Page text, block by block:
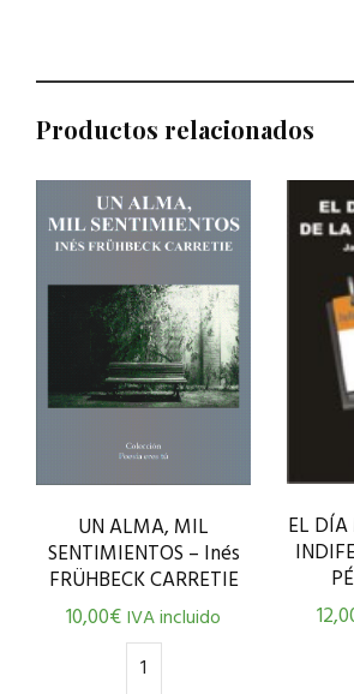
Productos relacionados
UN ALMA, MIL
SENTIMIENTOS – Inés
FRÜHBECK CARRETIE
10,00€IVA incluido
EL